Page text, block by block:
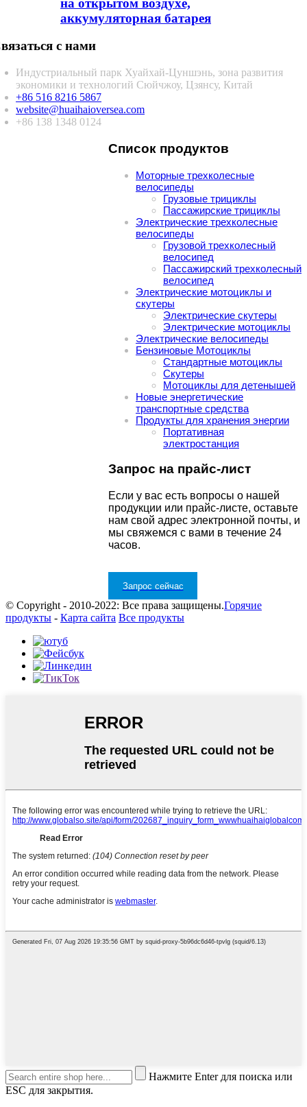
на открытом воздухе,
аккумуляторная батарея
с нами
Индустриальный парк Хуайхай-Цуншэнь, зона развития
экономики и технологий Сюйчжоу, Цзянсу, Китай
+86 516 8216 5867
website@huaihaioversea.com
+86 138 1348 0124
Список продуктов
Моторные трехколесные
велосипеды
Грузовые трициклы
Пассажирские трициклы
Электрические трехколесные
велосипеды
Грузовой трехколесный
велосипед
Пассажирский трехколесный
велосипед
Электрические мотоциклы и
скутеры
Электрические скутеры
Электрические мотоциклы
Электрические велосипеды
Бензиновые Мотоциклы
Стандартные мотоциклы
Скутеры
Мотоциклы для детенышей
Новые энергетические
транспортные средства
Продукты для хранения энергии
Портативная
электростанция
Запрос на прайс-лист
Если у вас есть вопросы о нашей
продукции или прайс-листе, оставьте
нам свой адрес электронной почты, и
мы свяжемся с вами в течение 24
часов.
Запрос сейчас
© Copyright - 2010-2022: Все права защищены.Горячие
продукты - Карта сайта Все продукты
Нажмите Enter для поиска или
ESC для закрытия.